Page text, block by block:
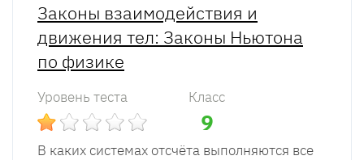
Законы взаимодействия и
движения тел: Законы Ньютона
по физике
Уровень теста Класс
9
В каких системах отсчёта выполняются все